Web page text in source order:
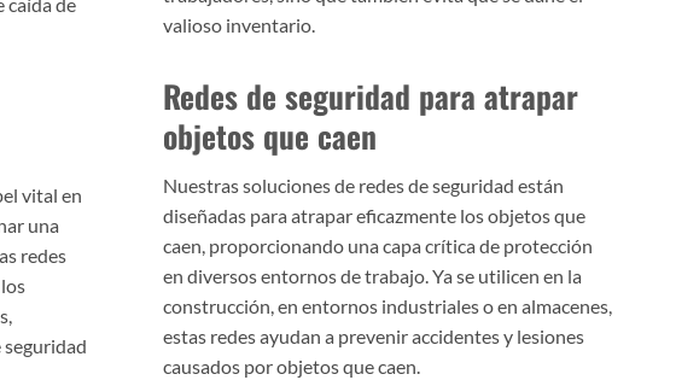
vital en
una
redes
valioso inventario.
Redes de seguridad para atrapar
objetos que caen
Nuestras soluciones de redes de seguridad están
diseñadas para atrapar eficazmente los objetos que
caen, proporcionando una capa crítica de protección
en diversos entornos de trabajo. Ya se utilicen en la
construcción, en entornos industriales o en almacenes,
estas redes ayudan a prevenir accidentes y lesiones
causados por objetos que caen.